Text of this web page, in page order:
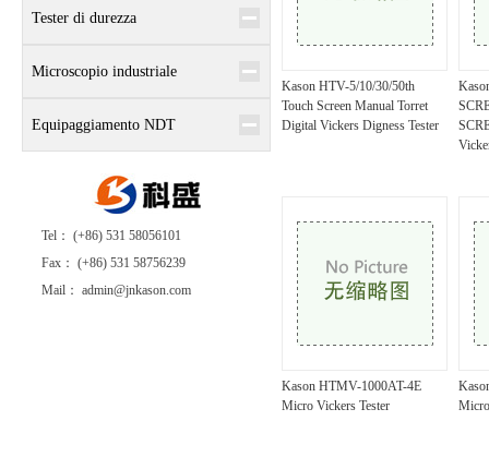
Tester di durezza
Microscopio industriale
Equipaggiamento NDT
Tel： (+86) 531 58056101
Fax： (+86) 531 58756239
Mail： admin@jnkason.com
Kason HTV-5/10/30/50th
Touch Screen Manual Torret
Digital Vickers Digness Tester
Kason HTMV-1000AT-4E
Micro Vickers Tester